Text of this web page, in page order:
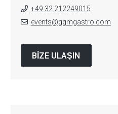
+49 32 212249015
events@ggmgastro.com
BIZE ULAŞIN